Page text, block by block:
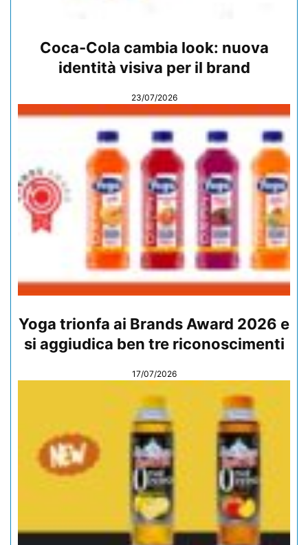
Coca-Cola cambia look: nuova
identità visiva per il brand
23/07/2026
Yoga trionfa ai Brands Award 2026 e
si aggiudica ben tre riconoscimenti
17/07/2026